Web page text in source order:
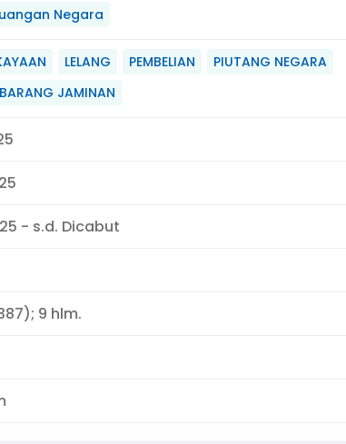
Negara
LELANG PEMBELIAN
PIUTANG NEGARA
JAMINAN
- s.d. Dicabut
9 hlm.